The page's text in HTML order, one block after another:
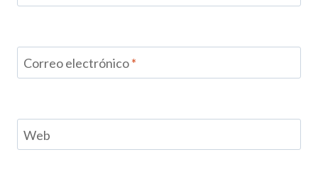
Correo electrónico*
Web